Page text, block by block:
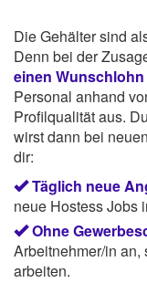
Die Gehälter sind
Denn bei der
einen Wunschlohn
Personal anhand
Profilqualität aus.
wirst dann bei
dir:
Täglich neue
neue Hostess Jobs
Ohne
Arbeitnehmer/in an,
arbeiten.